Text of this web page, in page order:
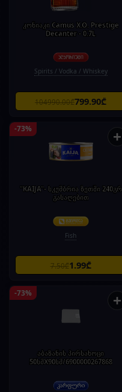
კონიაკი Camus X.O. Prestige
Decanter - 0.7L
Spirits / Vodka / Whiskey
104990.00₾799.90₾
-73% +
"KAIJA"- სკუმბრია ზეთში 240გრ
გასაღებით
Fish
7.50₾1.99₾
-73% +
აბაზანის პირსახოცი
50სმX90სმ/6900000267868